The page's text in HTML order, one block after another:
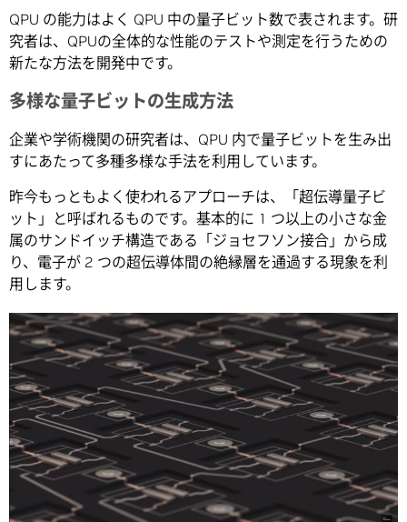
QPU の能力はよく QPU 中の量子ビット数で表されます。研
究者は、QPUの全体的な性能のテストや測定を行うための
新たな方法を開発中です。
多様な量子ビットの生成方法
企業や学術機関の研究者は、QPU 内で量子ビットを生み出
すにあたって多種多様な手法を利用しています。
昨今もっともよく使われるアプローチは、「超伝導量子ビ
ット」と呼ばれるものです。基本的に 1 つ以上の小さな金
属のサンドイッチ構造である「ジョセフソン接合」から成
り、電子が 2 つの超伝導体間の絶縁層を通過する現象を利
用します。